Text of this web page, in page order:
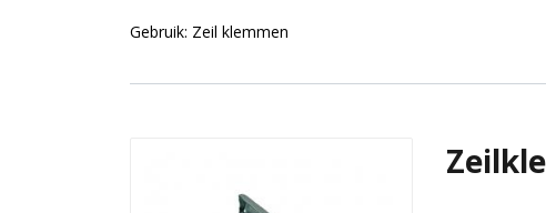
Gebruik: Zeil klemmen